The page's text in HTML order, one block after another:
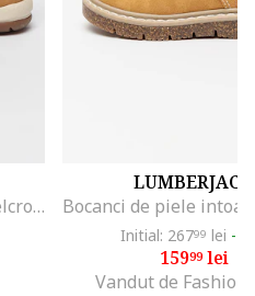
Ghete de piele nabuc cu velcro, Maro deschis
LUMBERJACK
Initial: 26799 lei -
15999lei
Vandut de Fashion